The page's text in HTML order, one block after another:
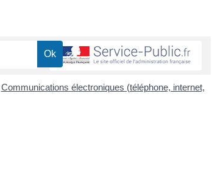
Communications électroniques (téléphone, internet,